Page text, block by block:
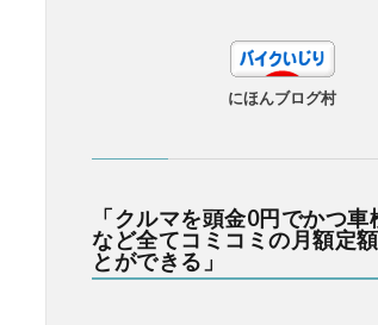
にほんブログ村
「クルマを頭金0円でかつ
など全てコミコミの月額定
とができる」